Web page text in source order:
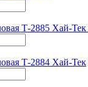
Т-2885 Хай-Тек
Т-2884 Хай-Тек